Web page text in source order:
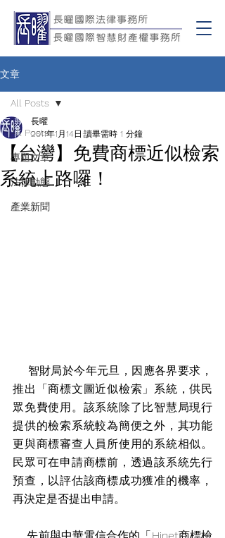
文章
All Posts
專題文章
法律動態
產業新聞
All Posts
【台灣】免費商標近似檢索
系統上路囉！
長曜
2011年1月14日 讀畢需時 1 分鐘
推出「商標文圖近似檢索」系統，供民
眾免費使用。該系統除了比智慧局現行
提供的檢索系統較為簡便之外，其功能
更與商標審查人員所使用的系統相似。
民眾可在申請商標前，透過該系統先行
預查，以評估該商標成功獲准的機率，
再決定是否提出申請。